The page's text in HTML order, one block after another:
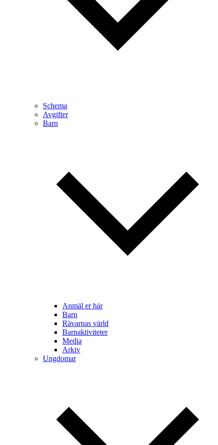
Schema
Avgifter
Barn
Anmäl er här
Barn
Rävarnas värld
Barnaktiviteter
Media
Arkiv
Ungdomar